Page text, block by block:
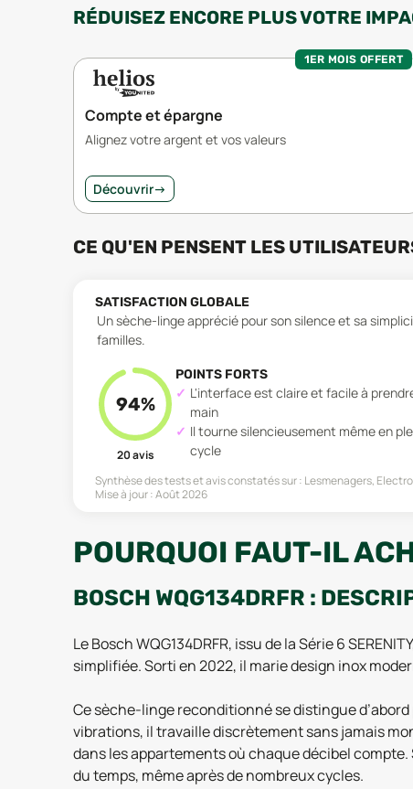
RÉDUISEZ ENCORE PLUS VOTRE
1ER MOIS OFFERT
Compte et épargne
Alignez votre argent et vos valeurs
Découvrir→
CE QU'EN PENSENT LES
SATISFACTION GLOBALE
Un sèche-linge apprécié pour son silence et sa
familles.
94%
20avis
POINTS FORTS
L'interface est claire et facile à
main
Il tourne silencieusement même en
cycle
Synthèse des tests et avis constatés sur : Lesmenagers,
Mise à jour :Août 2026
POURQUOI FAUT-IL
BOSCH WQG134DRFR :
Le Bosch WQG134DRFR, issu de la Série 6
simplifiée. Sorti en 2022, il marie design inox
Ce sèche-linge reconditionné se distingue
vibrations, il travaille discrètement sans jamais
dans les appartements où chaque décibel
du temps, même après de nombreux cycles.